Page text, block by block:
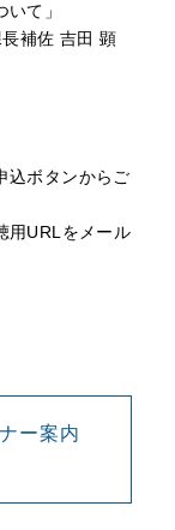
て」
補佐 吉田 顕
込ボタンからご
用URLをメール
ー案内